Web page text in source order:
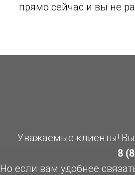
прямо сейчас и вы не
Уважаемые клиенты! Вы
8
Но если вам удобнее